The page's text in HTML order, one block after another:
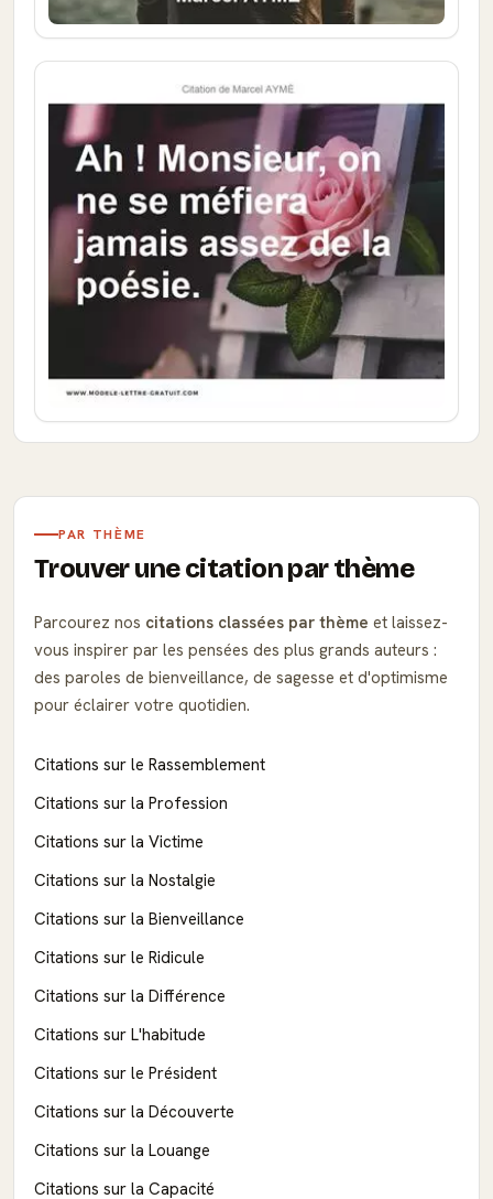
PAR THÈME
Trouver une citation par thème
Parcourez nos citations classées par thème et laissez-
vous inspirer par les pensées des plus grands auteurs :
des paroles de bienveillance, de sagesse et d'optimisme
pour éclairer votre quotidien.
Citations sur le Rassemblement
Citations sur la Profession
Citations sur la Victime
Citations sur la Nostalgie
Citations sur la Bienveillance
Citations sur le Ridicule
Citations sur la Différence
Citations sur L'habitude
Citations sur le Président
Citations sur la Découverte
Citations sur la Louange
Citations sur la Capacité